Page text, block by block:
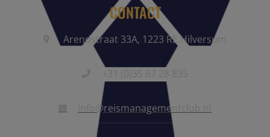
CONTACT
Arendstraat 33A, 1223 RE Hilversum
info@reismanagementclub.nl